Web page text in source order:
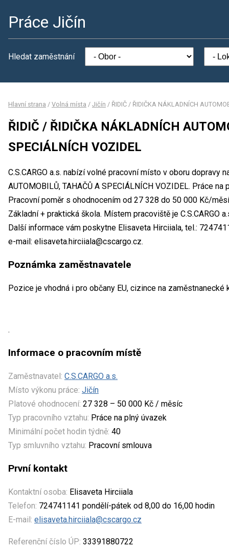
Práce Jičín
Hledat zaměstnání
Hlavní strana / Volná místa / Jičín / ŘIDIČ / ŘIDIČKA NÁKLADNÍCH
ŘIDIČ / ŘIDIČKA NÁKLADNÍCH
SPECIÁLNÍCH VOZIDEL
C.S.CARGO a.s. nabízí volné pracovní místo v oboru dopravy
AUTOMOBILŮ, TAHAČŮ A SPECIÁLNÍCH VOZIDEL. Práce
Pracovní poměr s ohodnocením od 27 328 do 50 000 Kč/
Základní + praktická škola. Místem pracoviště je C.S.CARGO
Další informace vám poskytne Elisaveta Hirciiala, tel.:
e-mail: elisaveta.hirciiala@cscargo.cz.
Poznámka zaměstnavatele
Pozice je vhodná i pro občany EU, cizince na
.
Informace o pracovním místě
Zaměstnavatel: C.S.CARGO a.s.
Místo výkonu práce: Jičín
Platové ohodnocení: 27 328 – 50 000 Kč / měsíc
Typ pracovního vztahu: Práce na plný úvazek
Minimální počet hodin týdně: 40
Typ smluvního vztahu: Pracovní smlouva
První kontakt
Kontaktní osoba: Elisaveta Hirciiala
Telefon: 724741141 pondělí-pátek od 8,00 do 16,00 hodin
E-mail: elisaveta.hirciiala@cscargo.cz
Referenční číslo ÚP: 33391880722